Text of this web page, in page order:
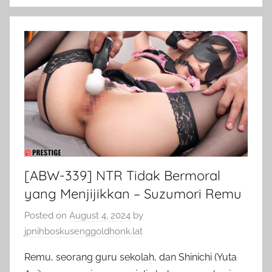
[ABW-339] NTR Tidak Bermoral
yang Menjijikkan – Suzumori Remu
Posted on August 4, 2024 by
jpnihboskusenggoldhonk.lat
Remu, seorang guru sekolah, dan Shinichi (Yuta